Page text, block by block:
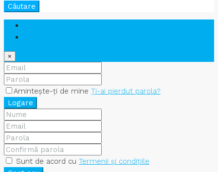
Căutare
×
Amintește-ți de mine Ți-ai pierdut parola?
Logare
Sunt de acord cu Termenii și condițiile